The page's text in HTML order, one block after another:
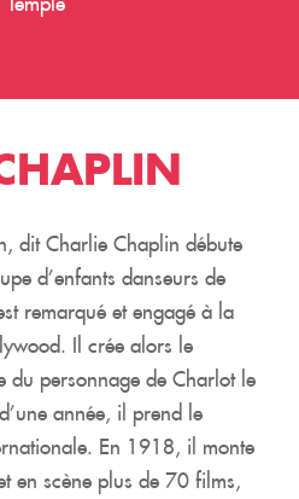
dit Charlie Chaplin débute
d’enfants danseurs de
remarqué et engagé à la
Il crée alors le
du personnage de Charlot le
année, il prend le
En 1918, il monte
en scène plus de 70 films,